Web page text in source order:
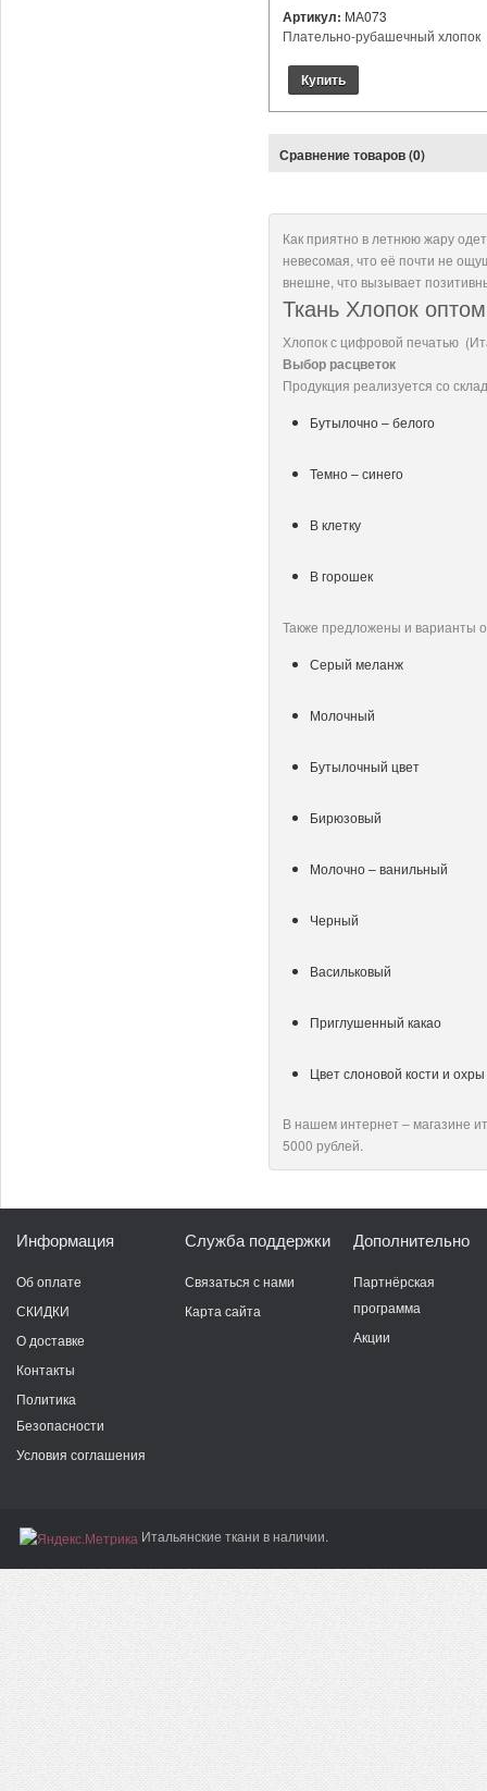
Артикул: МА073
Плательно-рубашечный хлопок
Сравнение товаров (0)
Как приятно в летнюю жару
невесомая, что её почти не
внешне, что вызывает
Ткань Хлопок оптом
Хлопок с цифровой печатью
Выбор расцветок
Продукция реализуется со
Бутылочно – белого
Темно – синего
В клетку
В горошек
Также предложены и варианты
Серый меланж
Молочный
Бутылочный цвет
Бирюзовый
Молочно – ванильный
Черный
Васильковый
Приглушенный какао
Цвет слоновой кости и охры
В нашем интернет – магазине
5000 рублей.
Информация
Об оплате
СКИДКИ
О доставке
Контакты
Политика
Безопасности
Условия соглашения
Служба поддержки
Связаться с нами
Карта сайта
Дополнительно
Партнёрская
программа
Акции
Итальянские ткани в наличии.